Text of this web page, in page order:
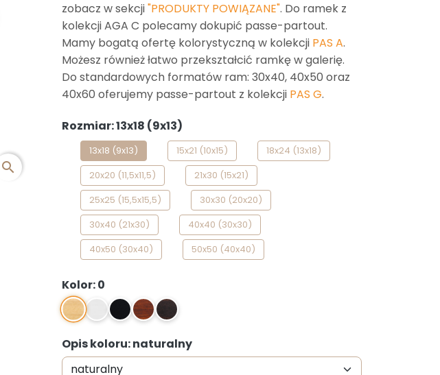
search
zobacz w sekcji"PRODUKTY POWIĄZANE". Do ramek z
kolekcji AGA C polecamy dokupić passe-partout.
Mamy bogatą ofertę kolorystyczną w kolekcji PAS A.
Możesz również łatwo przekształcić ramkę w galerię.
Do standardowych formatów ram: 30x40, 40x50 oraz
40x60 oferujemy passe-partout z kolekcji PAS G.
Rozmiar: 13x18 (9x13)
13x18 (9x13) 15x21 (10x15)
18x24 (13x18)
20x20 (11,5x11,5)
21x30 (15x21)
25x25 (15,5x15,5)
30x30 (20x20)
30x40 (21x30)
40x40 (30x30)
40x50 (30x40)
50x50 (40x40)
Kolor: 0
0 1 2 3 4
Opis koloru: naturalny